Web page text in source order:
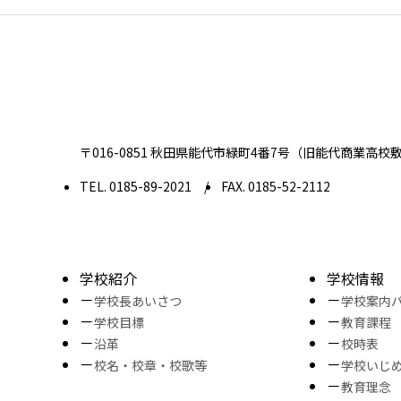
〒016-0851 秋田県能代市緑町4番7号 （旧能代商業高校
TEL. 0185-89-2021
FAX. 0185-52-2112
学校紹介
学校長あいさつ
学校目標
沿革
校名・校章・校歌等
学校情報
学校案内
教育課程
校時表
学校いじ
教育理念